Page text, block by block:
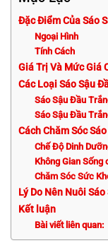
Đặc Điểm Của Sáo
Ngoại Hình
Tính Cách
Giá Trị Và Mức Giá
Các Loại Sáo Sậu
Sáo Sậu Đầu
Sáo Sậu Đầu
Cách Chăm Sóc
Chế Độ Dinh
Không Gian Sống
Chăm Sóc Sức
Lý Do Nên Nuôi
Kết luận
Bài viết liên quan: